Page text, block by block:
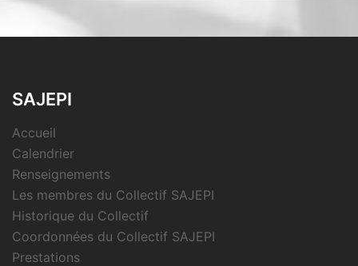
SAJEPI
Accueil
Calendrier
Renseignements
Les membres du Collectif SAJEPI
Historique du Collectif
Coordonnées du Collectif SAJEPI
Prestations